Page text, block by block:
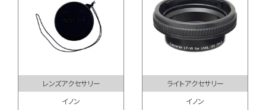
レンズアクセサリー
イノン
ライトアクセサリー
イノン